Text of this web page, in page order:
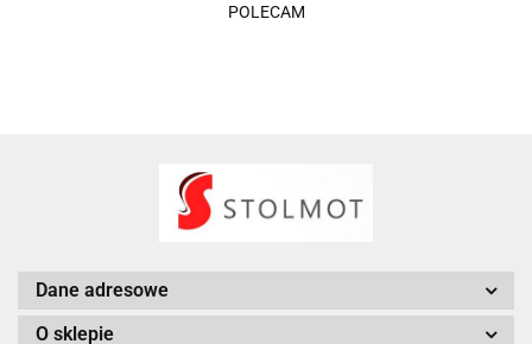
POLECAM
Dane adresowe
O sklepie